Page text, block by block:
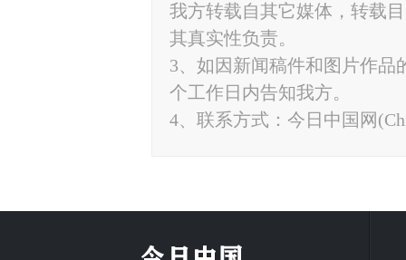
我方转载自其它媒体，转载
其真实性负责。
3、如因新闻稿件和图片作品
个工作日内告知我方。
4、联系方式：今日中国网